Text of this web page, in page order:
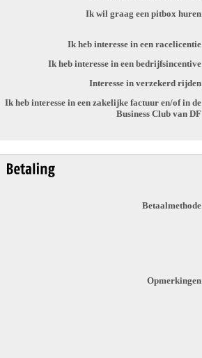
Ik wil graag een pitbox huren
Ik heb interesse in een racelicentie
Ik heb interesse in een bedrijfsincentive
Interesse in verzekerd rijden
Ik heb interesse in een zakelijke factuur en/of in de
Business Club van DF
Betaalmethode
Opmerkingen